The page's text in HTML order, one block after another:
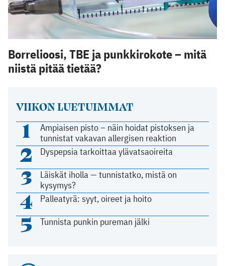
VIIKON LUETUIMMAT
1
Ampiaisen pisto – näin hoidat pistoksen ja
tunnistat vakavan allergisen reaktion
2 Dyspepsia tarkoittaa ylävatsaoireita
3
Läiskät iholla — tunnistatko, mistä on
kysymys?
4 Palleatyrä: syyt, oireet ja hoito
5 Tunnista punkin pureman jälki
Borrelioosi, TBE ja punkkirokote – mitä
niistä pitää tietää?